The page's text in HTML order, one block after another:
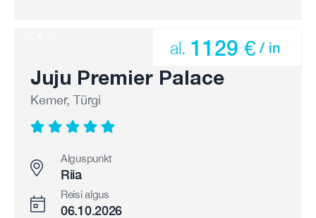
Juju Premier Palace
Kemer, Türgi
al. 1129 € / in
Alguspunkt
Riia
Reisi algus
06.10.2026